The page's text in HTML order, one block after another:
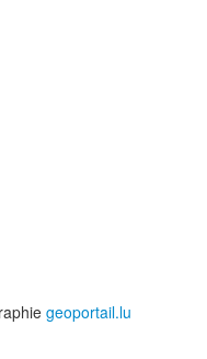
geoportail.lu